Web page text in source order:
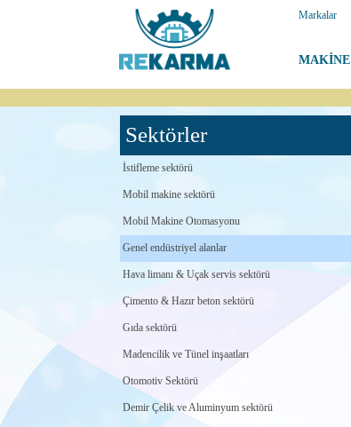
Markalar
MAKİNE
Sektörler
İstifleme sektörü
Mobil makine sektörü
Mobil Makine Otomasyonu
Genel endüstriyel alanlar
Hava limanı & Uçak servis sektörü
Çimento & Hazır beton sektörü
Gıda sektörü
Madencilik ve Tünel inşaatları
Otomotiv Sektörü
Demir Çelik ve Aluminyum sektörü